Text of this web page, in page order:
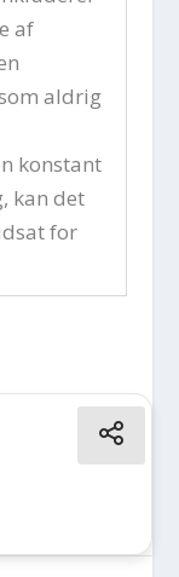
af
aldrig
konstant
kan det
for